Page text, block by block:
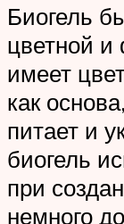
Биогель
цветной
имеет
как
питает и
биогель
при
немного